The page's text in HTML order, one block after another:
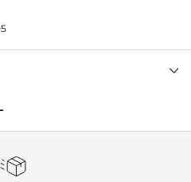
anatômica com o
e calcanhar à mostra.
mais descontraída, a